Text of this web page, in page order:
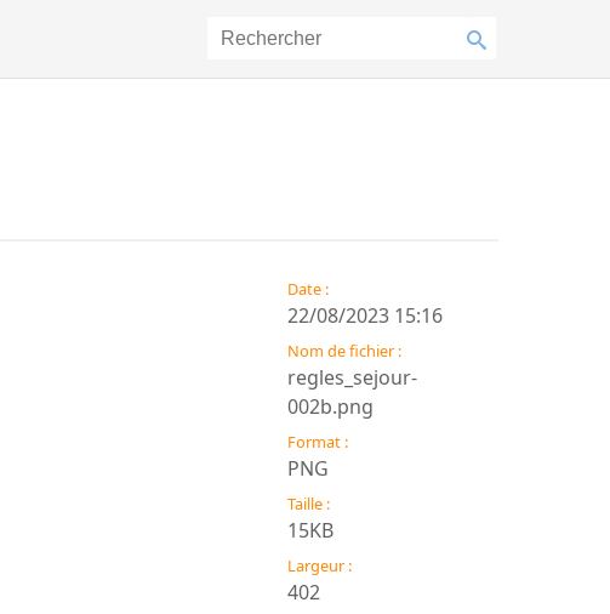
Date :
22/08/2023 15:16
Nom de fichier :
regles_sejour-
002b.png
Format :
PNG
Taille :
15KB
Largeur :
402